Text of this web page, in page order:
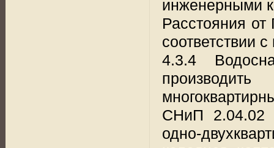
инженерными
Расстояния
соответствии
4.3.4
СНиП 2.04.02
одно-